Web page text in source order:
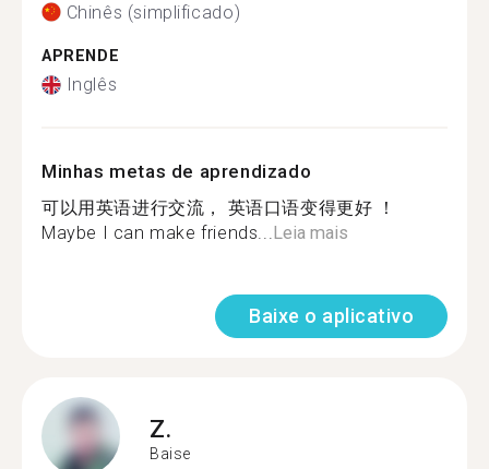
Chinês (simplificado)
APRENDE
Inglês
Minhas metas de aprendizado
可以用英语进行交流， 英语口语变得更好 ！
Maybe I can make friends...Leia mais
Baixe o aplicativo
Z.
Baise